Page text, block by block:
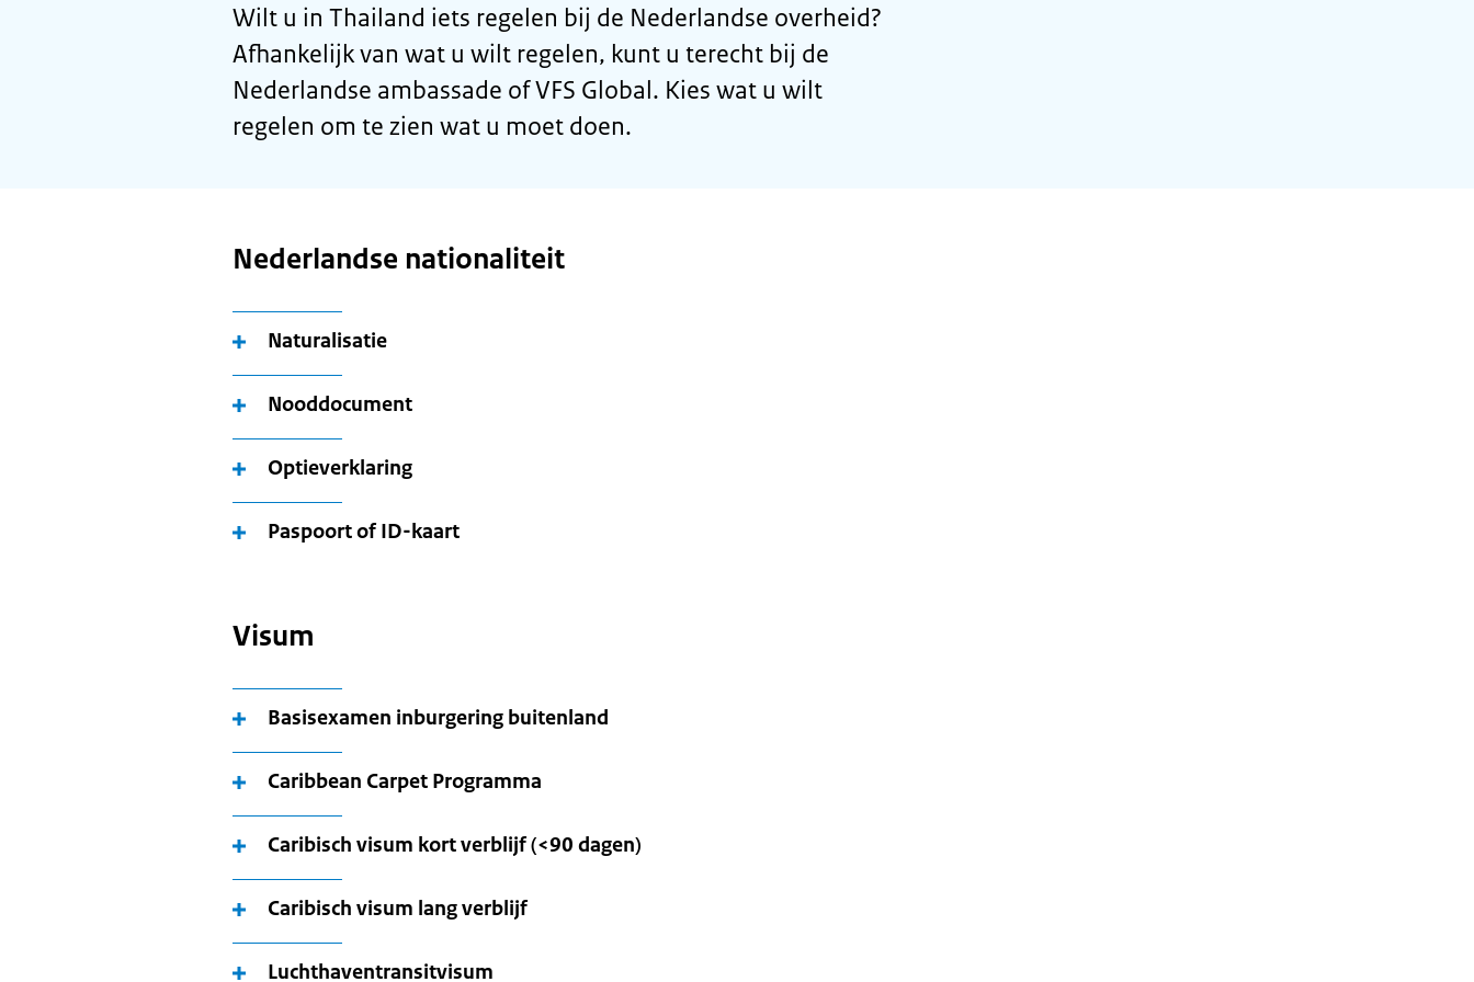
Wilt u in Thailand iets regelen bij de Nederlandse overheid?
Afhankelijk van wat u wilt regelen, kunt u terecht bij de
Nederlandse ambassade of VFS Global. Kies wat u wilt
regelen om te zien wat u moet doen.
Nederlandse nationaliteit
Naturalisatie
Nooddocument
Optieverklaring
Paspoort of ID-kaart
Visum
Basisexamen inburgering buitenland
Caribbean Carpet Programma
Caribisch visum kort verblijf (<90 dagen)
Caribisch visum lang verblijf
Luchthaventransitvisum